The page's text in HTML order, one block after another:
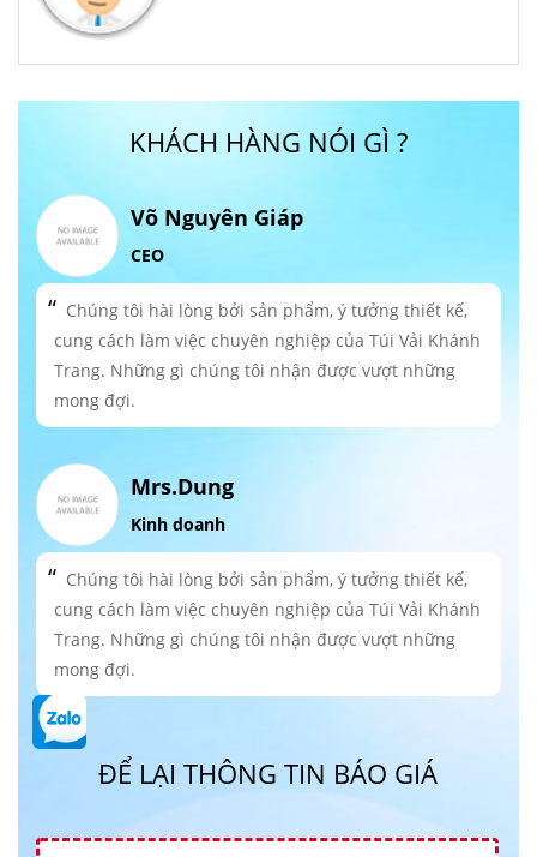
KHÁCH HÀNG NÓI GÌ ?
Võ Nguyên Giáp
CEO
Chúng tôi hài lòng bởi sản phẩm, ý tưởng thiết kế,
cung cách làm việc chuyên nghiệp của Túi Vải Khánh
Trang. Những gì chúng tôi nhận được vượt những
mong đợi.
Mrs.Dung
Kinh doanh
Chúng tôi hài lòng bởi sản phẩm, ý tưởng thiết kế,
cung cách làm việc chuyên nghiệp của Túi Vải Khánh
Trang. Những gì chúng tôi nhận được vượt những
mong đợi.
ĐỂ LẠI THÔNG TIN BÁO GIÁ